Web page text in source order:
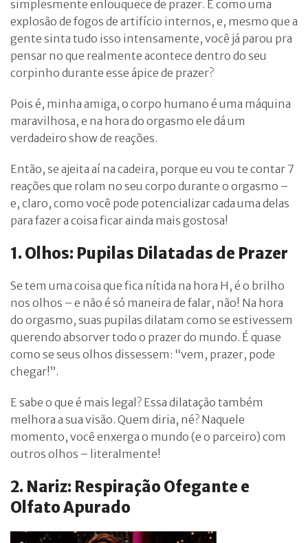
simplesmente enlouquece de prazer. É como uma
explosão de fogos de artifício internos, e, mesmo que a
gente sinta tudo isso intensamente, você já parou pra
pensar no que realmente acontece dentro do seu
corpinho durante esse ápice de prazer?
Pois é, minha amiga, o corpo humano é uma máquina
maravilhosa, e na hora do orgasmo ele dá um
verdadeiro show de reações.
Então, se ajeita aí na cadeira, porque eu vou te contar 7
reações que rolam no seu corpo durante o orgasmo –
e, claro, como você pode potencializar cada uma delas
para fazer a coisa ficar ainda mais gostosa!
1. Olhos: Pupilas Dilatadas de Prazer
Se tem uma coisa que fica nítida na hora H, é o brilho
nos olhos – e não é só maneira de falar, não! Na hora
do orgasmo, suas pupilas dilatam como se estivessem
querendo absorver todo o prazer do mundo. É quase
como se seus olhos dissessem: “vem, prazer, pode
chegar!”.
E sabe o que é mais legal? Essa dilatação também
melhora a sua visão. Quem diria, né? Naquele
momento, você enxerga o mundo (e o parceiro) com
outros olhos – literalmente!
2. Nariz: Respiração Ofegante e
Olfato Apurado